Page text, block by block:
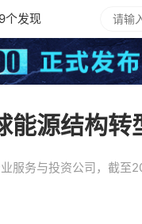
个发现
能源结构转
服务与投资公司，截至